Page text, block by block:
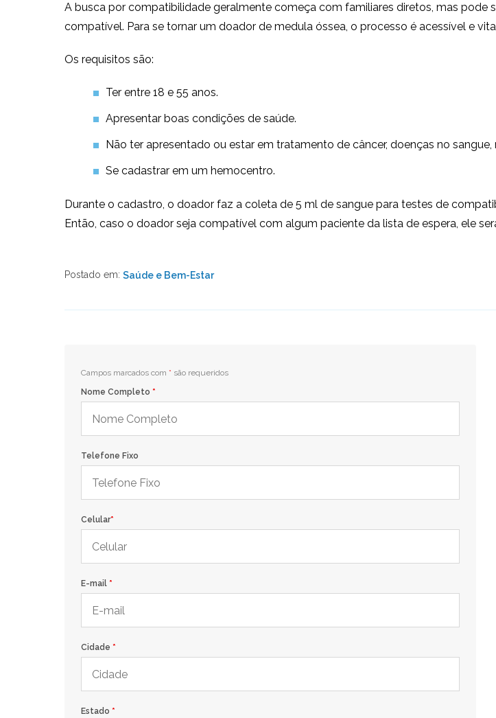
A busca por compatibilidade geralmente começa com familiares diretos, mas pode
compatível. Para se tornar um doador de medula óssea, o processo é acessível e
Os requisitos são:
Ter entre 18 e 55 anos.
Apresentar boas condições de saúde.
Não ter apresentado ou estar em tratamento de câncer, doenças no
Se cadastrar em um hemocentro.
Durante o cadastro, o doador faz a coleta de 5 ml de sangue para testes de
Então, caso o doador seja compatível com algum paciente da lista de espera, ele
Postado em: Saúde e Bem-Estar
Campos marcados com * são requeridos
Nome Completo *
Telefone Fixo
Celular*
E-mail *
Cidade *
Estado *